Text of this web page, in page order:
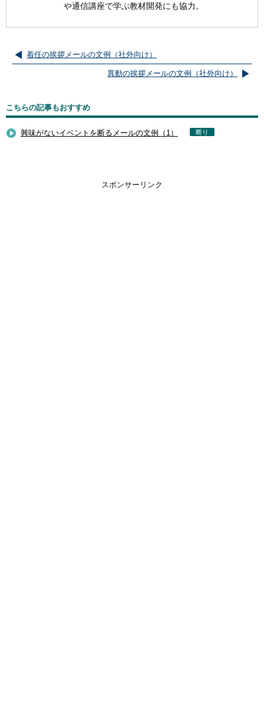
や通信講座で学ぶ教材開発にも協力。
着任の挨拶メールの文例（社外向け）
異動の挨拶メールの文例（社外向け）
こちらの記事もおすすめ
興味がないイベントを断るメールの文例（1） 断り
スポンサーリンク